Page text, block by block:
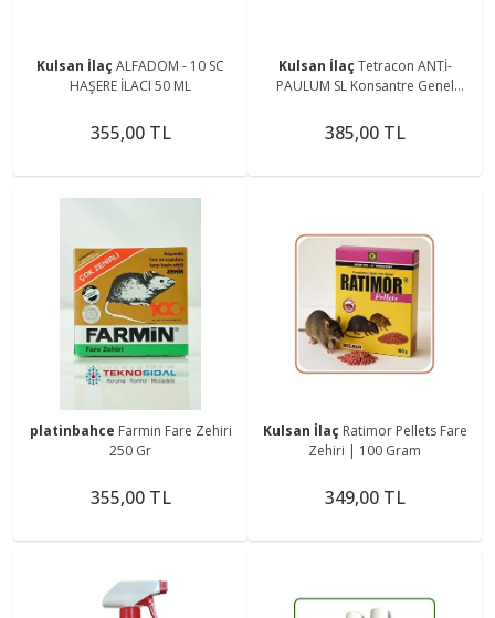
Kulsan İlaç ALFADOM - 10 SC
HAŞERE İLACI 50 ML
355,00 TL
Kulsan İlaç Tetracon ANTİ-
PAULUM SL Konsantre Genel
385,00 TL
platinbahce Farmin Fare Zehiri
250 Gr
355,00 TL
Kulsan İlaç Ratimor Pellets Fare
Zehiri | 100 Gram
349,00 TL